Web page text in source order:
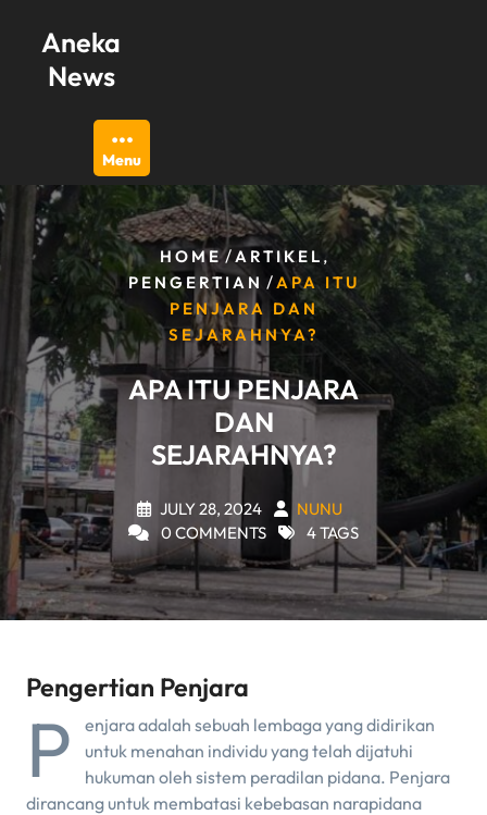
content
Aneka
News
Menu
HOME/ARTIKEL ,
PENGERTIAN /APA ITU
PENJARA DAN
SEJARAHNYA?
APA ITU PENJARA
DAN
SEJARAHNYA?
JULY 28, 2024
NUNU
0 COMMENTS
4 TAGS
Pengertian Penjara
P
enjara adalah sebuah lembaga yang didirikan
untuk menahan individu yang telah dijatuhi
hukuman oleh sistem peradilan pidana. Penjara
dirancang untuk membatasi kebebasan narapidana